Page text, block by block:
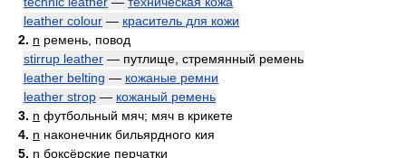
leather colour — краситель для кожи
2. n ремень, повод
stirrup leather — путлище, стремянный ремень
leather belting — кожаные ремни
leather strop — кожаный ремень
3. n футбольный мяч; мяч в крикете
4. n наконечник бильярдного кия
5. n боксёрские перчатки